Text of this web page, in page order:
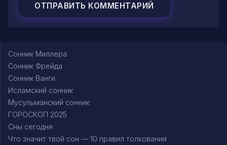
Сонник Миллера
Сонник Фрейда
Сонник Ванги
Исламский сонник
Мусульманский сонник
ГОРОСКОП 2025
Сны сегодня
Что значит твой сон — 10 правил толкования